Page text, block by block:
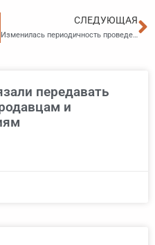
СЛЕДУЮЩАЯ
Изменилась периодичность проведения контрольных мероприятий надзорными органами в сфере соцобслуживания
передавать
и